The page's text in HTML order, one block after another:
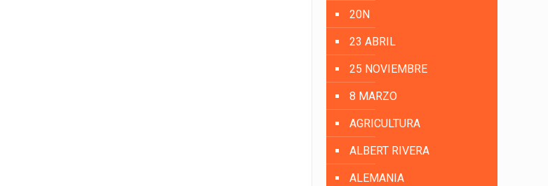
20N
23 ABRIL
25 NOVIEMBRE
8 MARZO
AGRICULTURA
ALBERT RIVERA
ALEMANIA